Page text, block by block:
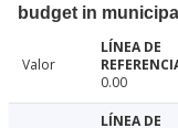
budget in
Valor
0.00